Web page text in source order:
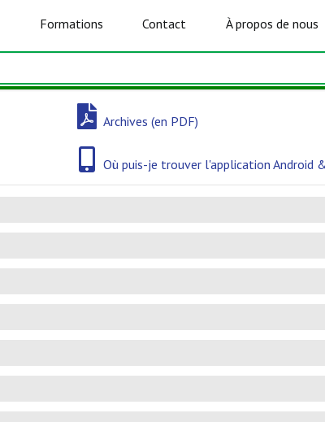
Formations Contact À propos de nous
Archives (en PDF)
Où puis-je trouver l'application Android